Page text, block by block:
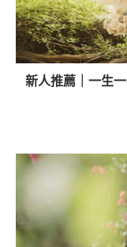
新人推薦｜一生